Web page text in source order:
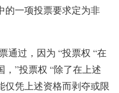
的一项投票要求定为非
通过，因为 “投票权 “在
”投票权 “除了在上述
仅凭上述资格而剥夺或限